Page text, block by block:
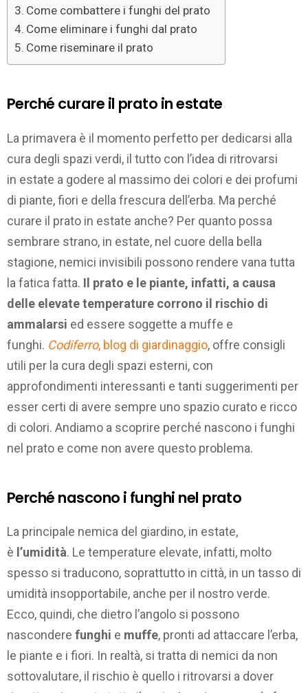
Come combattere i funghi del prato
Come eliminare i funghi dal prato
Come riseminare il prato
Perché curare il prato in estate
La primavera è il momento perfetto per dedicarsi alla
cura degli spazi verdi, il tutto con l’idea di ritrovarsi
in estate a godere al massimo dei colori e dei profumi
di piante, fiori e della frescura dell’erba. Ma perché
curare il prato in estate anche? Per quanto possa
sembrare strano, in estate, nel cuore della bella
stagione, nemici invisibili possono rendere vana tutta
la fatica fatta. Il prato e le piante, infatti, a causa
delle elevate temperature corrono il rischio di
ammalarsi ed essere soggette a muffe e
funghi. Codiferro, blog di giardinaggio, offre consigli
utili per la cura degli spazi esterni, con
approfondimenti interessanti e tanti suggerimenti per
esser certi di avere sempre uno spazio curato e ricco
di colori. Andiamo a scoprire perché nascono i funghi
nel prato e come non avere questo problema.
Perché nascono i funghi nel prato
La principale nemica del giardino, in estate,
è l’umidità. Le temperature elevate, infatti, molto
spesso si traducono, soprattutto in città, in un tasso di
umidità insopportabile, anche per il nostro verde.
Ecco, quindi, che dietro l’angolo si possono
nascondere funghi e muffe, pronti ad attaccare l’erba,
le piante e i fiori. In realtà, si tratta di nemici da non
sottovalutare, il rischio è quello i ritrovarsi a dover